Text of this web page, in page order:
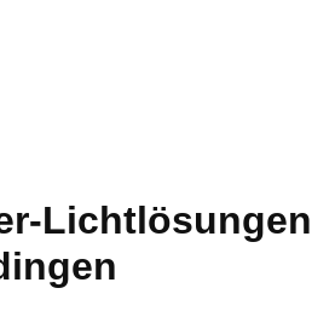
Lichtlösungen